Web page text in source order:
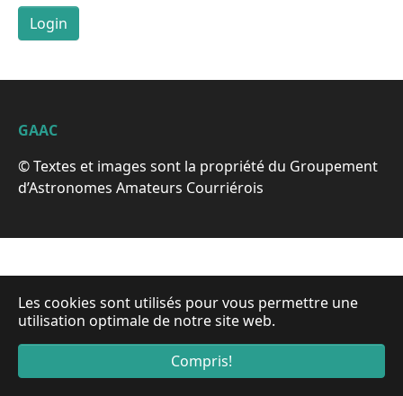
Les cookies sont utilisés pour vous permettre une
utilisation optimale de notre site web.
Compris!
GAAC
© Textes et images sont la propriété du Groupement
d’Astronomes Amateurs Courriérois